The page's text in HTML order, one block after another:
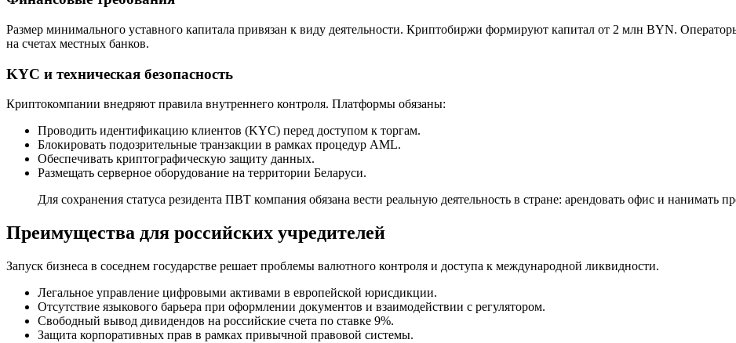
Размер минимального уставного капитала привязан к виду деятельности. Криптобиржи формируют капитал от 2 млн BYN.
на счетах местных банков.
KYC и техническая безопасность
Криптокомпании внедряют правила внутреннего контроля. Платформы обязаны:
Проводить идентификацию клиентов (KYC) перед доступом к торгам.
Блокировать подозрительные транзакции в рамках процедур AML.
Обеспечивать криптографическую защиту данных.
Размещать серверное оборудование на территории Беларуси.
Для сохранения статуса резидента ПВТ компания обязана вести реальную деятельность в стране: арендовать офис и нанимать
Преимущества для российских учредителей
Запуск бизнеса в соседнем государстве решает проблемы валютного контроля и доступа к международной ликвидности.
Легальное управление цифровыми активами в европейской юрисдикции.
Отсутствие языкового барьера при оформлении документов и взаимодействии с регулятором.
Свободный вывод дивидендов на российские счета по ставке 9%.
Защита корпоративных прав в рамках привычной правовой системы.